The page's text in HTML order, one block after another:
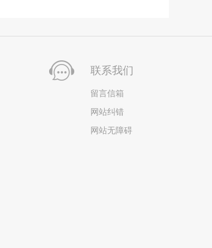
联系我们
留言信箱
网站纠错
网站无障碍